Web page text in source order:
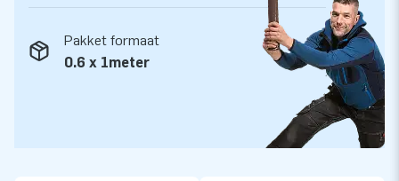
Pakket formaat
0.6 x 1meter